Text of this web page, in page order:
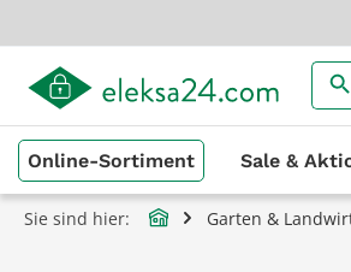
Zur Hauptnavigation
Online-Sortiment Sale &
Sie sind hier: Garten &